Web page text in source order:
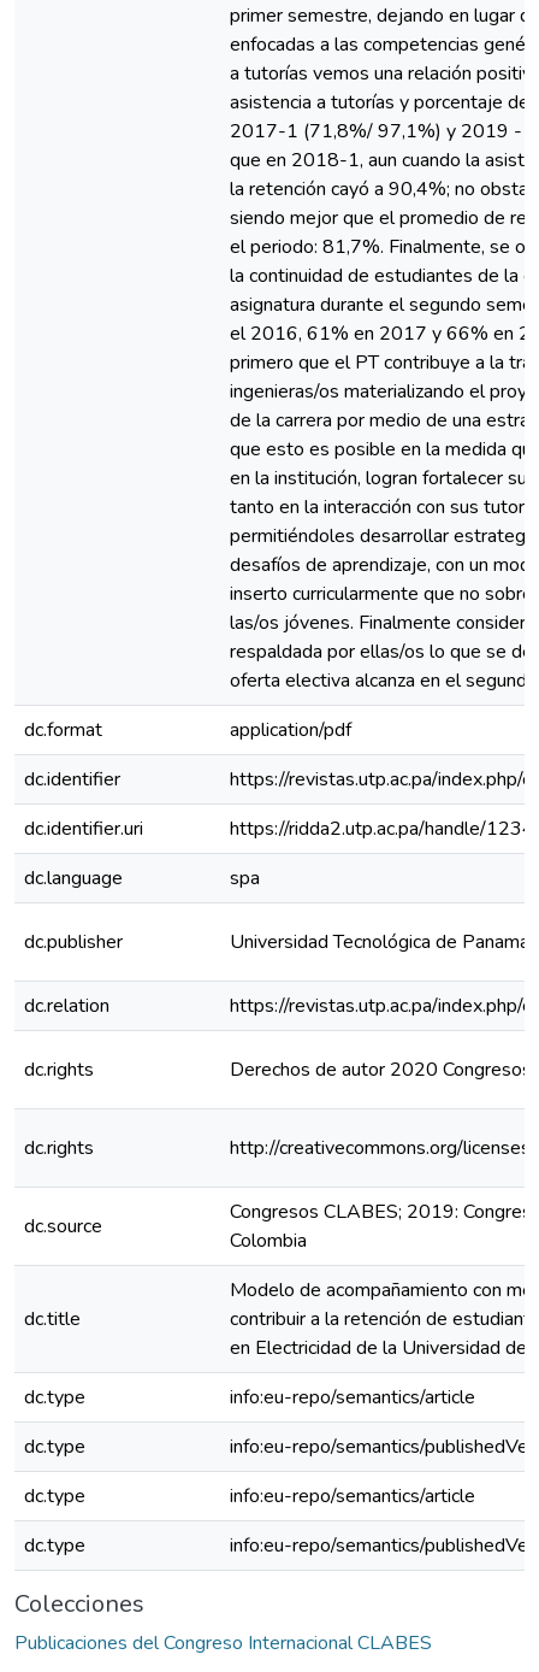
primer semestre, dejando en lugar
enfocadas a las competencias
a tutorías vemos una relación
asistencia a tutorías y porcentaje de
2017-1 (71,8%/ 97,1%) y 2019 -1
que en 2018-1, aun cuando la
la retención cayó a 90,4%; no
siendo mejor que el promedio de
el periodo: 81,7%. Finalmente, se
la continuidad de estudiantes de la
asignatura durante el segundo
el 2016, 61% en 2017 y 66% en
primero que el PT contribuye a la
ingenieras/os materializando el
de la carrera por medio de una
que esto es posible en la medida
en la institución, logran fortalecer
tanto en la interacción con sus
permitiéndoles desarrollar
desafíos de aprendizaje, con un
inserto curricularmente que no
las/os jóvenes. Finalmente
respaldada por ellas/os lo que se
oferta electiva alcanza en el
dc.format
application/pdf
dc.identifier
https://revistas.utp.ac.pa/index.php/
dc.identifier.uri
https://ridda2.utp.ac.pa/handle/
dc.language
spa
dc.publisher Universidad Tecnológica de Panamá
dc.relation https://revistas.utp.ac.pa/
dc.rights Derechos de autor 2020 Congresos
dc.rights http://creativecommons.org/
dc.source
Congresos CLABES; 2019:
Colombia
dc.title
Modelo de acompañamiento con
contribuir a la retención de
en Electricidad de la Universidad de
dc.type
info:eu-repo/semantics/article
dc.type
info:eu-repo/semantics/
dc.type
info:eu-repo/semantics/article
dc.type
info:eu-repo/semantics/
Colecciones
Publicaciones del Congreso Internacional CLABES